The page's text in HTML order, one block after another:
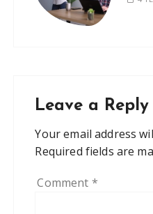
Leave a Reply
Your email address
Required fields are
Comment *